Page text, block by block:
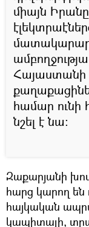
միայն
Հայաստանի
համար ունի
նշել է նա։
Զաքարյանի
հարց կարող
հայկական
կապիտալի,